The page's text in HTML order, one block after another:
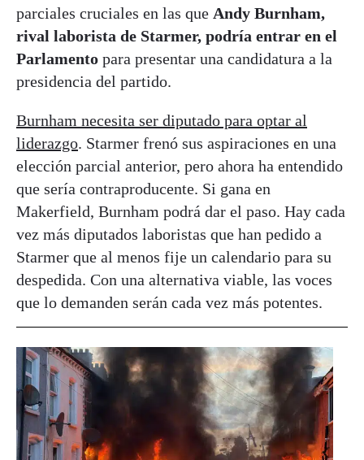
parciales cruciales en las que Andy Burnham,
rival laborista de Starmer, podría entrar en el
Parlamento para presentar una candidatura a la
presidencia del partido.
Burnham necesita ser diputado para optar al
liderazgo. Starmer frenó sus aspiraciones en una
elección parcial anterior, pero ahora ha entendido
que sería contraproducente. Si gana en
Makerfield, Burnham podrá dar el paso. Hay cada
vez más diputados laboristas que han pedido a
Starmer que al menos fije un calendario para su
despedida. Con una alternativa viable, las voces
que lo demanden serán cada vez más potentes.